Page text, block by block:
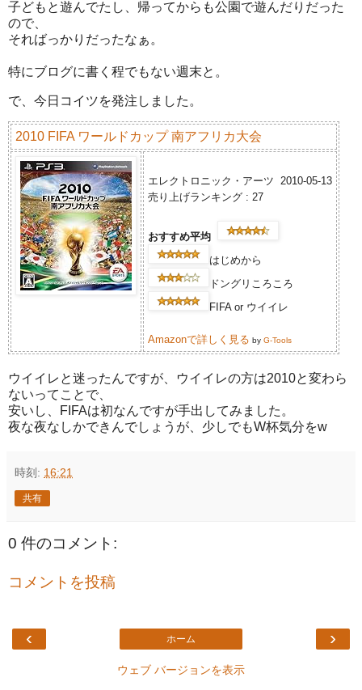
子どもと遊んでたし、帰ってからも公園で遊んだりだった
ので、
そればっかりだったなぁ。
特にブログに書く程でもない週末と。
で、今日コイツを発注しました。
2010 FIFA ワールドカップ 南アフリカ大会
エレクトロニック・アーツ 2010-05-13
売り上げランキング : 27
おすすめ平均
はじめから
ドングリころころ
FIFA or ウイイレ
Amazonで詳しく見る by G-Tools
ウイイレと迷ったんですが、ウイイレの方は2010と変わら
ないってことで、
安いし、FIFAは初なんですが手出してみました。
夜な夜なしかできんでしょうが、少しでもW杯気分をw
時刻: 16:21
共有
0 件のコメント:
コメントを投稿
‹ ›
ホーム
ウェブ バージョンを表示